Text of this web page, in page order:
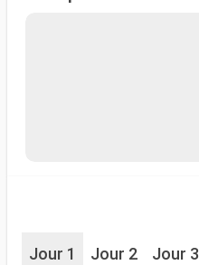
Jour 1 Jour 2 Jour 3